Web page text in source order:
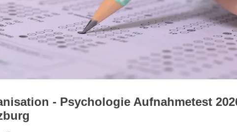
- Psychologie Aufnahmetest